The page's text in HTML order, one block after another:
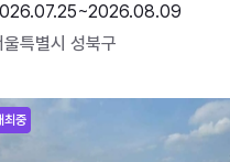
울특별시 성북구
최중